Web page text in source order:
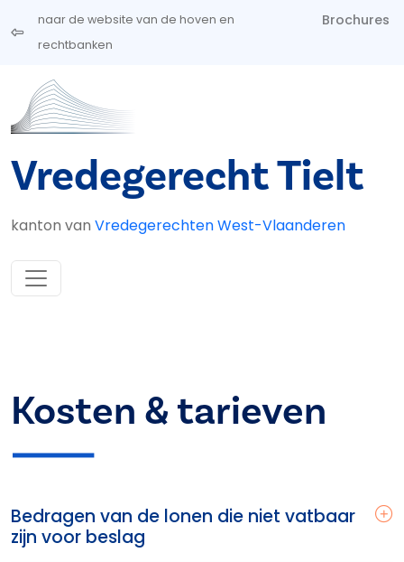
Overslaan en naar de inhoud gaan
naar de website van de hoven en
rechtbanken
Brochures
Vredegerecht Tielt
kanton van Vredegerechten West-Vlaanderen
Kosten & tarieven
Bedragen van de lonen die niet vatbaar
zijn voor beslag